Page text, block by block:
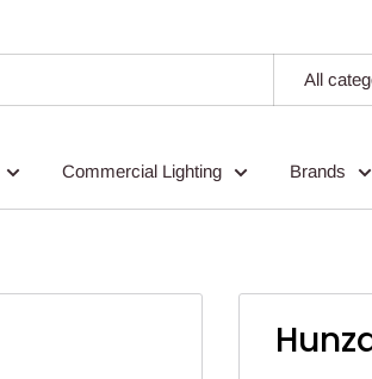
All
Commercial Lighting Brands